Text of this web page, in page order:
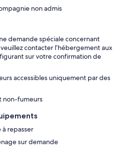
non admis
demande spéciale concernant
veuillez contacter l’hébergement aux
sur votre confirmation de
accessibles uniquement par des
non-fumeurs
à repasser
sur demande